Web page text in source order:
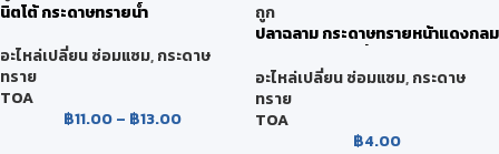
นิตโต้ กระดาษทรายน้ำ
อะไหล่เปลี่ยน ซ่อมแซม,กระดาษ
ทราย
TOA
฿11.00 – ฿13.00
ปลาฉลาม กระดาษทรายหน้าแดงกลม
อะไหล่เปลี่ยน ซ่อมแซม,กระดาษ
ทราย
TOA
฿4.00